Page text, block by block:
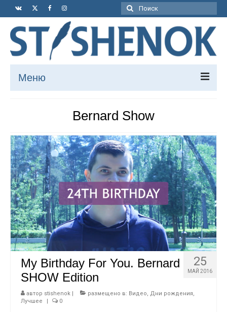
Поиск:
Меню
Путешествия
Рассказы
Мысли
Футбол
Видео
Работы
Графика
Музыка
Bernard Show
25
МАЙ 2016
My Birthday For You. Bernard
SHOW Edition
автор stishenok размещено в: Видео, Дни рождения,
Лучшее
0